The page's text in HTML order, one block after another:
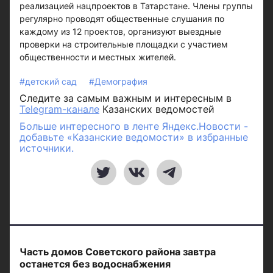
реализацией нацпроектов в Татарстане. Члены группы
регулярно проводят общественные слушания по
каждому из 12 проектов, организуют выездные
проверки на строительные площадки с участием
общественности и местных жителей.
#детский сад #Демография
Следите за самым важным и интересным в
Telegram-канале Казанских ведомостей
Больше интересного в ленте Яндекс.Новости -
добавьте «Казанские ведомости» в избранные
источники.
Часть домов Советского района завтра
останется без водоснабжения